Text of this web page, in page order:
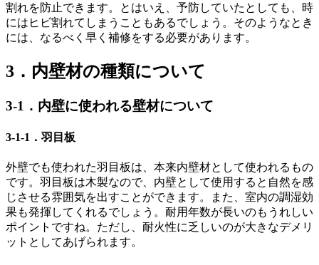
割れを防止できます。とはいえ、予防していたとしても、時
にはヒビ割れてしまうこともあるでしょう。そのようなとき
には、なるべく早く補修をする必要があります。
3．内壁材の種類について
3-1．内壁に使われる壁材について
3-1-1．羽目板
外壁でも使われた羽目板は、本来内壁材として使われるもの
です。羽目板は木製なので、内壁として使用すると自然を感
じさせる雰囲気を出すことができます。また、室内の調湿効
果も発揮してくれるでしょう。耐用年数が長いのもうれしい
ポイントですね。ただし、耐火性に乏しいのが大きなデメリ
ットとしてあげられます。